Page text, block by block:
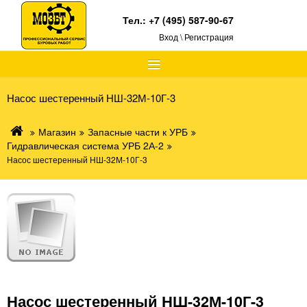
≡
Тел.:+7 (495) 587-90-67
Вход \ Регистрация
Насос шестеренный НШ-32М-10Г-3
Магазин
Запасные части к УРБ
Гидравлическая система УРБ 2А-2
Насос шестеренный НШ-32М-10Г-3
Насос шестеренный НШ-32М-10Г-3